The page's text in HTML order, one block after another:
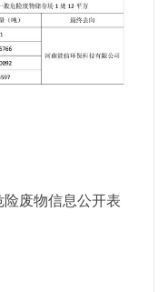
废物信息公开表